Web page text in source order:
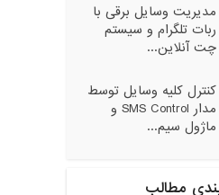
مدیریت وسایل برقی با
ربات تلگرام و سیستم
چت آنلاین...
کنترل کلیه وسایل توسط
مدار SMS Control و
ماژول سیم...
مطالب